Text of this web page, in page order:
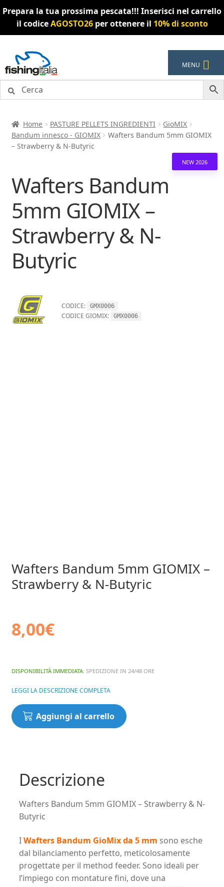
Prepara la tua prossima pescata!!! Inserisci nel carrello
il codiceAGOSTO26per ottenere il 10% di sconto
alla
navigazione
al
contenuto
MENU
Home PASTURE PELLETS INGREDIENTI
GioMIX
Bandum innesco - GIOMIX
Wafters Bandum 5mm GIOMIX
– Strawberry & N-Butyric
NEW 2026
Wafters Bandum
5mm GIOMIX –
Strawberry & N-
Butyric
CODICE: GMX0006
CODICE GIOMIX: GMX0006
Wafters Bandum 5mm GIOMIX –
Strawberry & N-Butyric
8,00€
DISPONIBILITÀ IMMEDIATA: SPEDIZIONE IN 24/48 ORE
LEGGI LA DESCRIZIONE COMPLETA
Wafters
Bandum
Strawberry
Butyric
quantità
Aggiungi al carrello
Descrizione
Wafters Bandum 5mm GIOMIX – Strawberry & N-
Butyric
IWafters Bandum GioMix da 5 mm sono esche
dal bilanciamento perfetto, meticolosamente
progettate per il method feeder. Sono ideali per
l’impiego con montature fini, dove una